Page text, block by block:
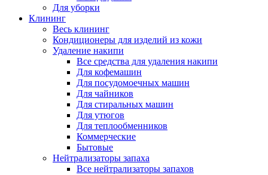
Для уборки
Клининг
Весь клининг
Кондиционеры для изделий из кожи
Удаление накипи
Все средства для удаления накипи
Для кофемашин
Для посудомоечных машин
Для чайников
Для стиральных машин
Для утюгов
Для теплообменников
Коммерческие
Бытовые
Нейтрализаторы запаха
Все нейтрализаторы запахов